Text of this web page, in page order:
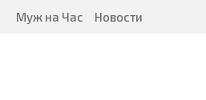
Муж на Час Новости